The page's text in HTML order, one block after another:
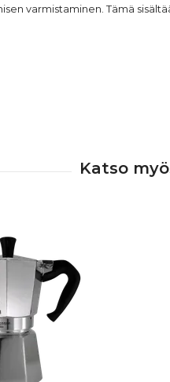
varmistaminen. Tämä